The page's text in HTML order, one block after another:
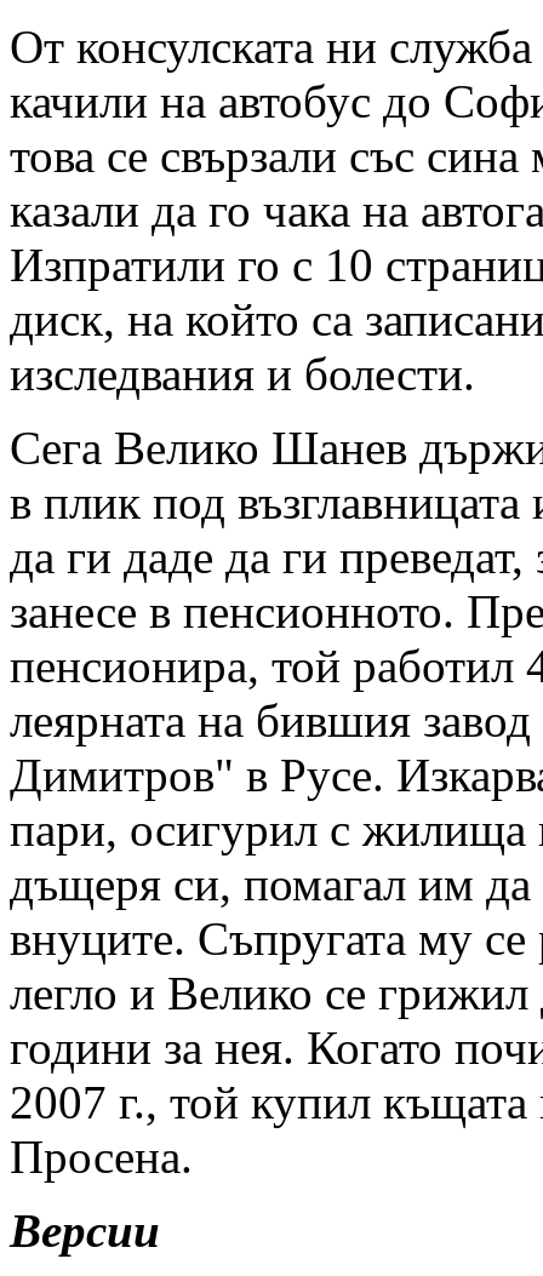
От консулската ни
качили на автобус до
това се свързали със
казали да го чака на
Изпратили го с 10
диск, на който са
изследвания и болести.
Сега Велико Шанев
в плик под
да ги даде да ги преведат,
занесе в пенсионното.
пенсионира, той работил
леярната на бившия
Димитров" в Русе.
пари, осигурил с жилища
дъщеря си, помагал им да
внуците. Съпругата му се
легло и Велико се грижил
години за нея. Когато
2007 г., той купил къщата
Просена.
Версии